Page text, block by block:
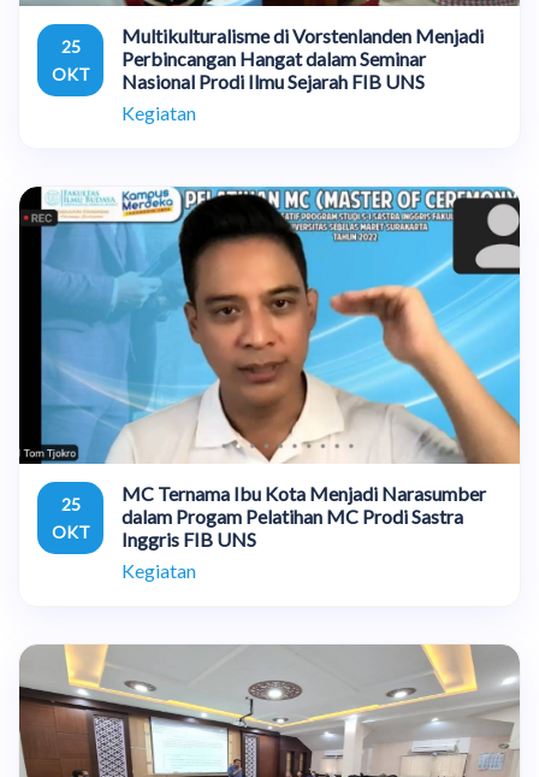
25
OKT
Multikulturalisme di Vorstenlanden Menjadi
Perbincangan Hangat dalam Seminar
Nasional Prodi Ilmu Sejarah FIB UNS
Kegiatan
25
OKT
MC Ternama Ibu Kota Menjadi Narasumber
dalam Progam Pelatihan MC Prodi Sastra
Inggris FIB UNS
Kegiatan